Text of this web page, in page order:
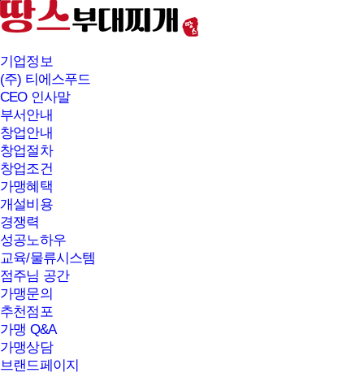
본문바로가기
기업정보
(주) 티에스푸드
CEO 인사말
부서안내
창업안내
창업절차
창업조건
가맹혜택
개설비용
경쟁력
성공노하우
교육/물류시스템
점주님 공간
가맹문의
추천점포
가맹 Q&A
가맹상담
브랜드페이지